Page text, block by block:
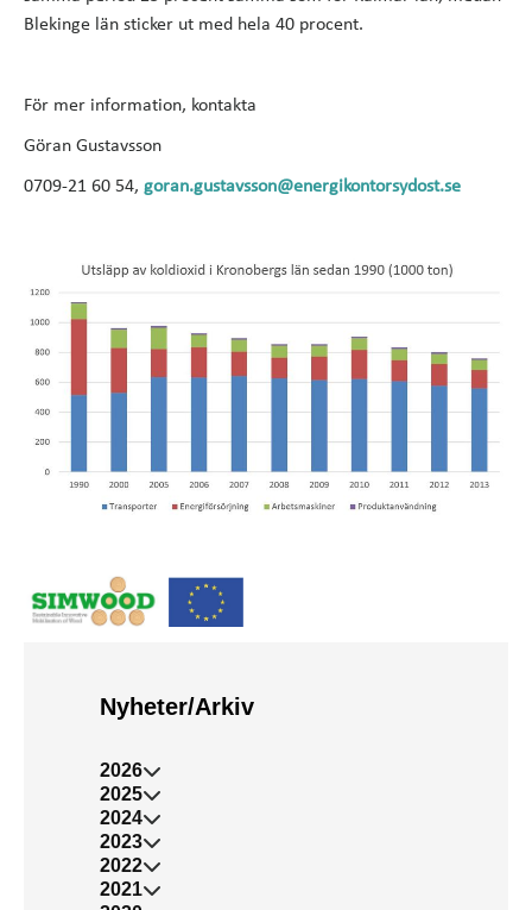
Blekinge län sticker ut med hela 40 procent.
För mer information, kontakta
Göran Gustavsson
0709-21 60 54, goran.gustavsson@energikontorsydost.se
Nyheter/Arkiv
2026
2025
2024
2023
2022
2021